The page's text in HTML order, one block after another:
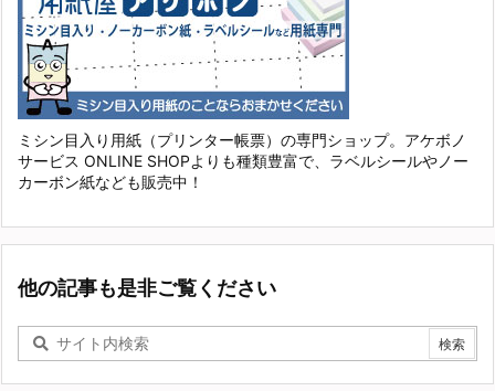
ミシン目入り用紙（プリンター帳票）の専門ショップ。アケボノ
サービス ONLINE SHOPよりも種類豊富で、ラベルシールやノー
カーボン紙なども販売中！
他の記事も是非ご覧ください